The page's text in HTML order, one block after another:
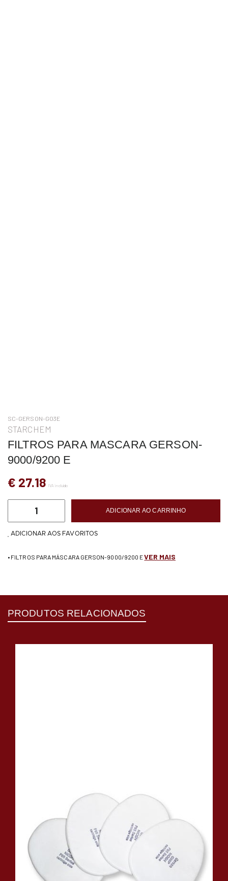
SC-GERSON-GO3E
STARCHEM
FILTROS PARA MASCARA GERSON-
9000/9200 E
€ 27.18 IVA incluído
ADICIONAR AO CARRINHO
ADICIONAR AOS FAVORITOS
• FILTROS PARA MÁSCARA GERSON-9000/9200 EVER MAIS
PRODUTOS RELACIONADOS